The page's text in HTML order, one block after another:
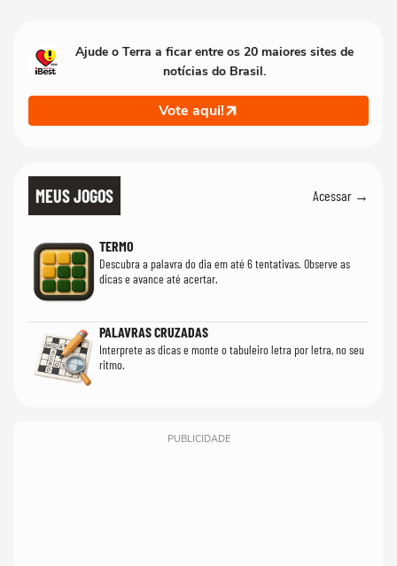
Ajude o Terra a ficar entre os 20 maiores sites de
notícias do Brasil.
Vote aqui!
MEUS JOGOS Acessar →
TERMO
Descubra a palavra do dia em até 6 tentativas. Observe as
dicas e avance até acertar.
PALAVRAS CRUZADAS
Interprete as dicas e monte o tabuleiro letra por letra, no seu
ritmo.
PUBLICIDADE